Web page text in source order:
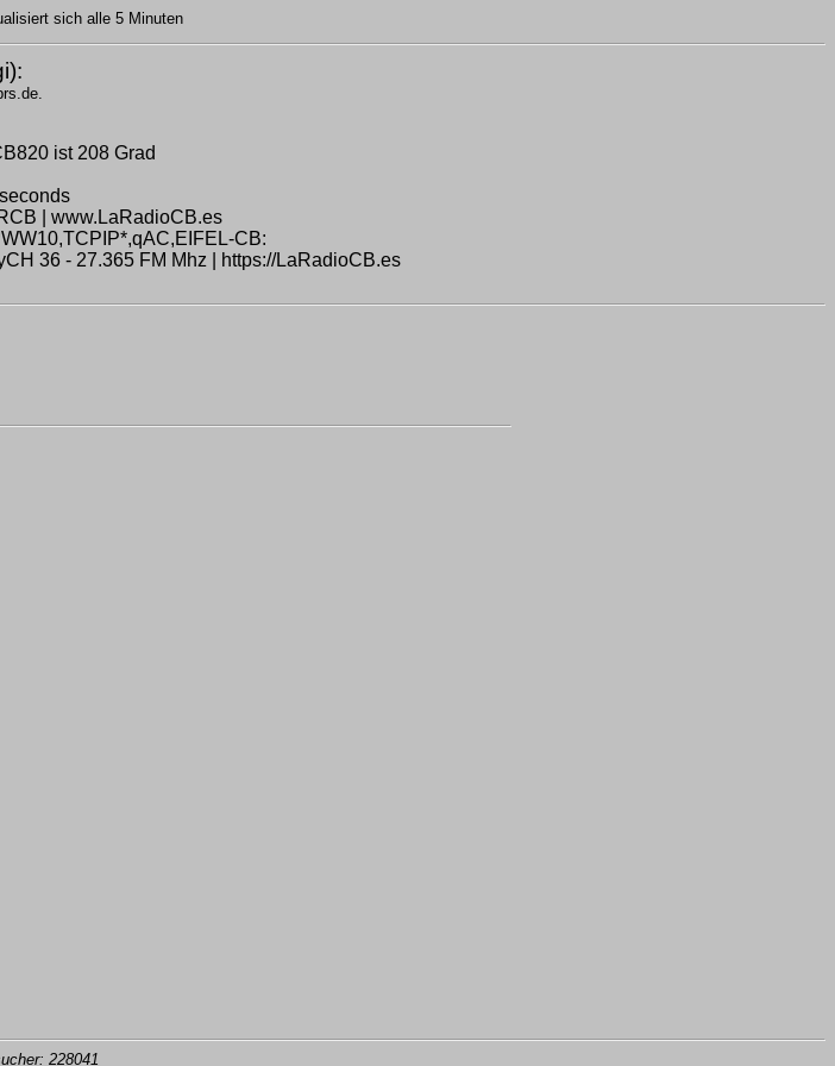
sich alle 5 Minuten
ist 208 Grad
| www.LaRadioCB.es
CB:
36 - 27.365 FM Mhz | https://LaRadioCB.es
228041